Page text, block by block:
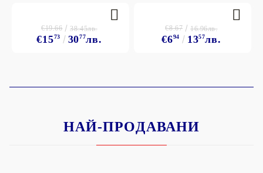
€1573 3077лв.
€19.66 38.45лв.
€694 1357лв.
€8.67 16.96лв.
НАЙ-ПРОДАВАНИ